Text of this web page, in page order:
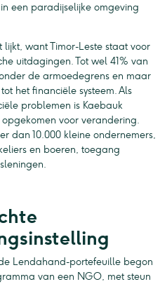
een paradijselijke omgeving
want Timor-Leste staat voor
uitdagingen. Tot wel 41% van
de armoedegrens en maar
het financiële systeem. Als
problemen is Kaebauk
opgekomen voor verandering.
dan 10.000 kleine ondernemers,
en boeren, toegang
Lendahand-portefeuille begon
van een NGO, met steun